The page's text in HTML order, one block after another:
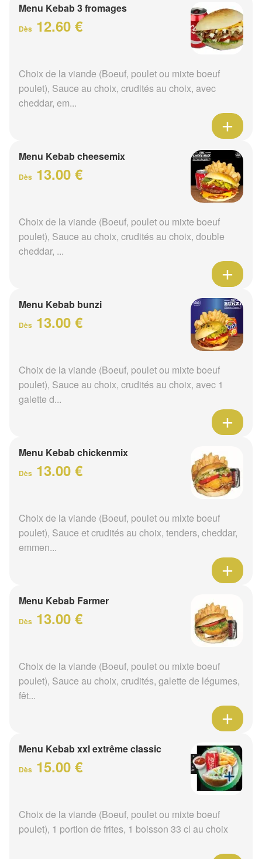
Menu Kebab 3 fromages
Dès 12.60 €
Choix de la viande (Boeuf, poulet ou mixte boeuf
poulet), Sauce au choix, crudités au choix, avec
cheddar, em...
Menu Kebab cheesemix
Dès 13.00 €
Choix de la viande (Boeuf, poulet ou mixte boeuf
poulet), Sauce au choix, crudités au choix, double
cheddar, ...
Menu Kebab bunzi
Dès 13.00 €
Choix de la viande (Boeuf, poulet ou mixte boeuf
poulet), Sauce au choix, crudités au choix, avec 1
galette d...
Menu Kebab chickenmix
Dès 13.00 €
Choix de la viande (Boeuf, poulet ou mixte boeuf
poulet), Sauce et crudités au choix, tenders, cheddar,
emmen...
Menu Kebab Farmer
Dès 13.00 €
Choix de la viande (Boeuf, poulet ou mixte boeuf
poulet), Sauce au choix, crudités, galette de légumes,
fêt...
Menu Kebab xxl extrême classic
Dès 15.00 €
Choix de la viande (Boeuf, poulet ou mixte boeuf
poulet), 1 portion de frites, 1 boisson 33 cl au choix